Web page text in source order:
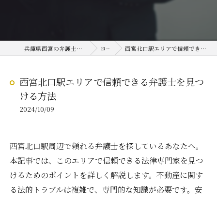
兵庫県西宮の弁護士なら英幸法律事務所 コラム 西宮北口駅エリアで信頼できる弁護士を見つける方法
西宮北口駅エリアで信頼できる弁護士を見つ
ける方法
2024/10/09
西宮北口駅周辺で頼れる弁護士を探しているあなたへ。
本記事では、このエリアで信頼できる法律専門家を見つ
けるためのポイントを詳しく解説します。不動産に関す
る法的トラブルは複雑で、専門的な知識が必要です。安